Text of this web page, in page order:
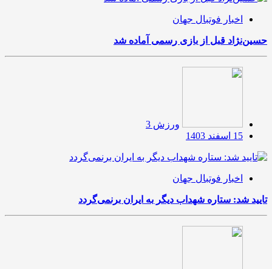
اخبار فوتبال جهان
حسین‌نژاد قبل از بازی رسمی آماده شد
ورزش 3
15 اسفند 1403
اخبار فوتبال جهان
تایید شد: ستاره شهداب دیگر به ایران برنمی‌گردد